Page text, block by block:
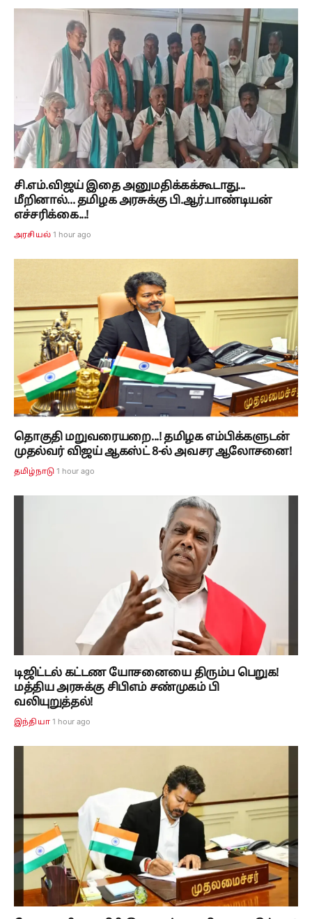
சி.எம்.விஜய் இதை அனுமதிக்கக்கூடாது...
மீறினால்... தமிழக அரசுக்கு பி.ஆர்.பாண்டியன்
எச்சரிக்கை...!
அரசியல் 1 hour ago
தொகுதி மறுவரையறை...! தமிழக எம்பிக்களுடன்
முதல்வர் விஜய் ஆகஸ்ட் 8-ல் அவசர ஆலோசனை!
தமிழ்நாடு 1 hour ago
டிஜிட்டல் கட்டண யோசனையை திரும்ப பெறுக!
மத்திய அரசுக்கு சிபிஎம் சண்முகம் பி
வலியுறுத்தல்!
இந்தியா 1 hour ago